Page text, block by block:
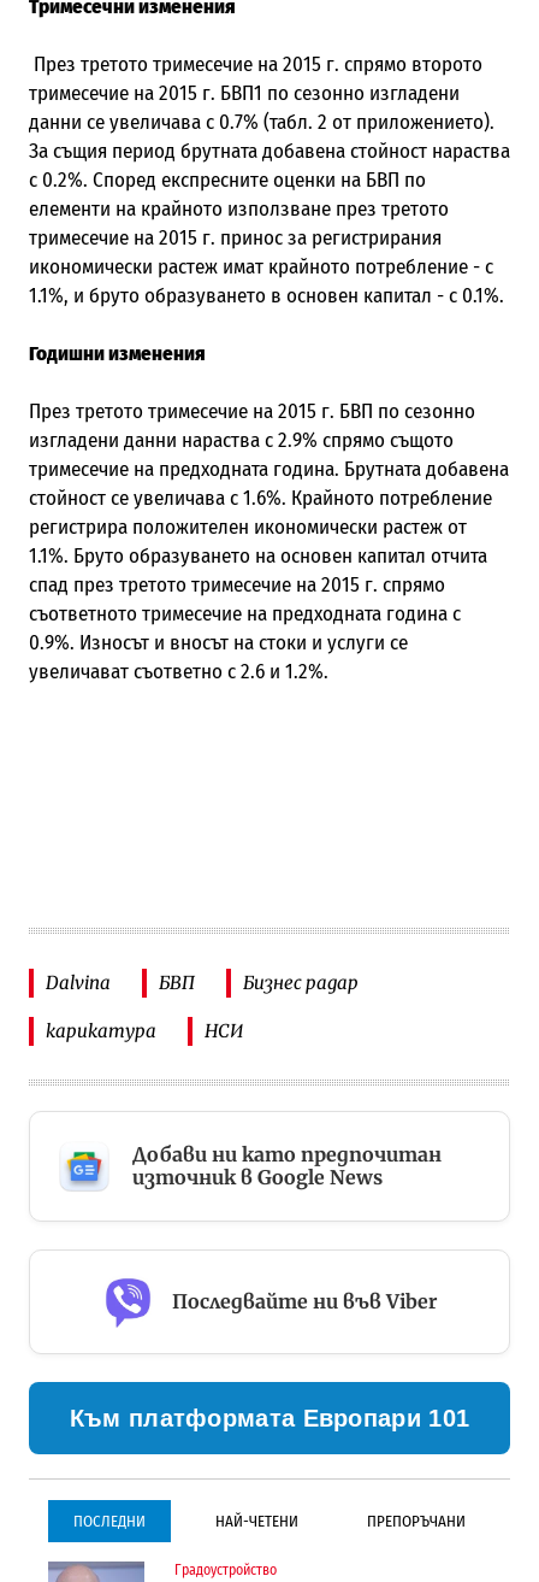
Тримесечни изменения
През третото тримесечие на 2015 г. спрямо второто
тримесечие на 2015 г. БВП1 по сезонно изгладени
данни се увеличава с 0.7% (табл. 2 от приложението).
За същия период брутната добавена стойност нараства
с 0.2%. Според експресните оценки на БВП по
елементи на крайното използване през третото
тримесечие на 2015 г. принос за регистрирания
икономически растеж имат крайното потребление - с
1.1%, и бруто образуването в основен капитал - с 0.1%.
Годишни изменения
През третото тримесечие на 2015 г. БВП по сезонно
изгладени данни нараства с 2.9% спрямо същото
тримесечие на предходната година. Брутната добавена
стойност се увеличава с 1.6%. Крайното потребление
регистрира положителен икономически растеж от
1.1%. Бруто образуването на основен капитал отчита
спад през третото тримесечие на 2015 г. спрямо
съответното тримесечие на предходната година с
0.9%. Износът и вносът на стоки и услуги се
увеличават съответно с 2.6 и 1.2%.
Dalvina БВП Бизнес радар
карикатура НСИ
Добави ни като предпочитан
източник в Google News
Последвайте ни във Viber
Към платформата Европари 101
ПОСЛЕДНИ НАЙ-ЧЕТЕНИ ПРЕПОРЪЧАНИ
Градоустройство
Градоустройство
Инфраструктура